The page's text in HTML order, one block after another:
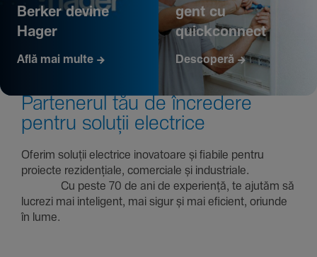
Berker devine
Hager
Află mai multe
gent cu
quickconnect
Descoperă
Parte­nerul tău de încre­dere
pentru soluții electrice
Oferim soluții electrice inova­toare și fiabile pentru
proiecte rezi­den­țiale, comer­ciale și indus­triale.
Cu peste 70 de ani de expe­riență, te ajutăm să
lucrezi mai inte­li­gent, mai sigur și mai eficient, oriunde
în lume.